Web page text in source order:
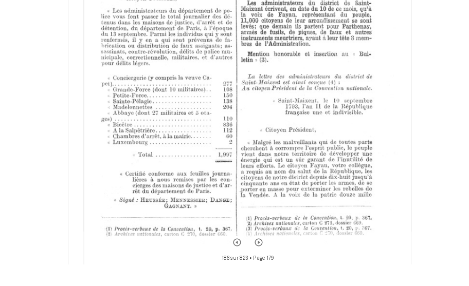
186 sur 823 • Page 179